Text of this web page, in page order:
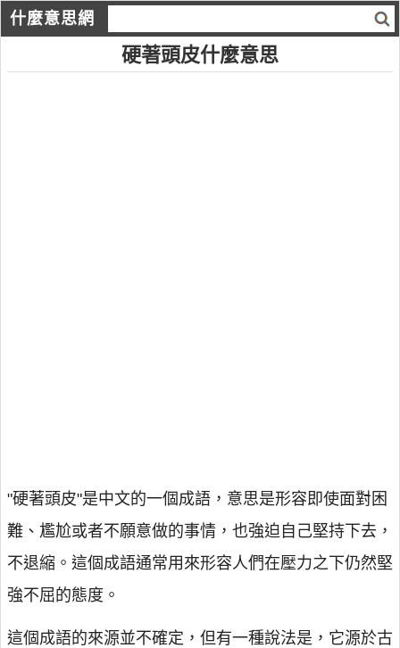
什麼意思網
硬著頭皮什麼意思
"硬著頭皮"是中文的一個成語，意思是形容即使面對困
難、尷尬或者不願意做的事情，也強迫自己堅持下去，
不退縮。這個成語通常用來形容人們在壓力之下仍然堅
強不屈的態度。
這個成語的來源並不確定，但有一種說法是，它源於古